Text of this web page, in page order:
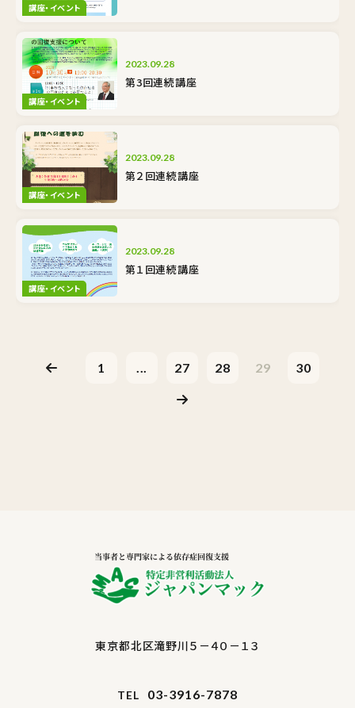
講座・イベント
講座・イベント
2023.09.28
第3回連続講座
講座・イベント
2023.09.28
第２回連続講座
講座・イベント
2023.09.28
第１回連続講座
1 ... 27 28 29 30
東京都北区滝野川５－４０－１３
TEL 03-3916-7878